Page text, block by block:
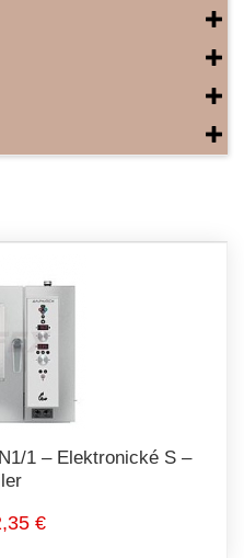
1 – Elektronické S –
€